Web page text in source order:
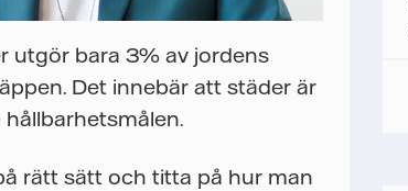
utgör bara 3% av jordens
Det innebär att städer är
rätt sätt och titta på hur man